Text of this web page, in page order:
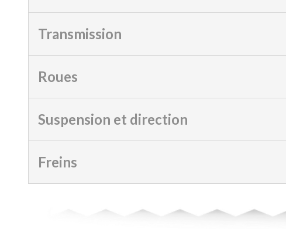
Transmission
Roues
Suspension et direction
Freins